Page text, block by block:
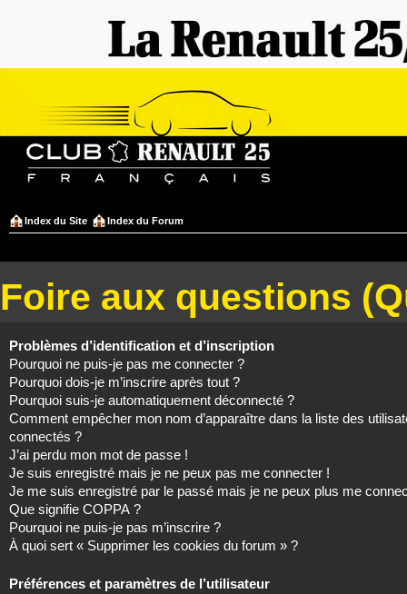
Index du Site Index du Forum
Foire aux questions
Problèmes d’identification et d’inscription
Pourquoi ne puis-je pas me connecter ?
Pourquoi dois-je m’inscrire après tout ?
Pourquoi suis-je automatiquement déconnecté ?
Comment empêcher mon nom d’apparaître dans la liste des
connectés ?
J’ai perdu mon mot de passe !
Je suis enregistré mais je ne peux pas me connecter !
Je me suis enregistré par le passé mais je ne peux plus me
Que signifie COPPA ?
Pourquoi ne puis-je pas m’inscrire ?
À quoi sert « Supprimer les cookies du forum » ?
Préférences et paramètres de l’utilisateur